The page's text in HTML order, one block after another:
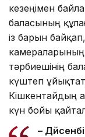
кезеңімен
баласының
із барын
тәрбиешінің
күштеп
Кішкентайдың
күн бойы
–